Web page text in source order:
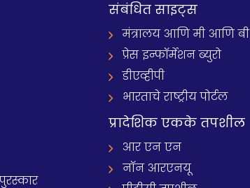
संबंधित साइट्स
मंत्रालय आणि मी आणि बी
प्रेस इन्फॉर्मेशन ब्युरो
डीएव्हीपी
भारताचे राष्ट्रीय पोर्टल
प्रादेशिक एकके तपशील
आर एन एन
नॉन आरएनयू